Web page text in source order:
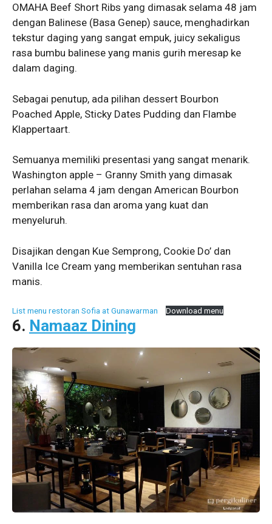
OMAHA Beef Short Ribs yang dimasak selama 48 jam
dengan Balinese (Basa Genep) sauce, menghadirkan
tekstur daging yang sangat empuk, juicy sekaligus
rasa bumbu balinese yang manis gurih meresap ke
dalam daging.
Sebagai penutup, ada pilihan dessert Bourbon
Poached Apple, Sticky Dates Pudding dan Flambe
Klappertaart.
Semuanya memiliki presentasi yang sangat menarik.
Washington apple – Granny Smith yang dimasak
perlahan selama 4 jam dengan American Bourbon
memberikan rasa dan aroma yang kuat dan
menyeluruh.
Disajikan dengan Kue Semprong, Cookie Do’ dan
Vanilla Ice Cream yang memberikan sentuhan rasa
manis.
List menu restoran Sofia at Gunawarman Download menu
6. Namaaz Dining